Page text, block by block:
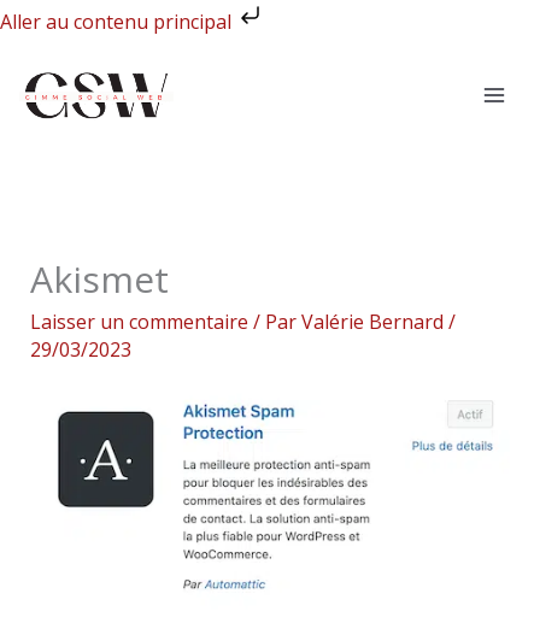
Aller au contenu principal
Aller
contenu
Akismet
Laisser un commentaire / ParValérie Bernard /
29/03/2023